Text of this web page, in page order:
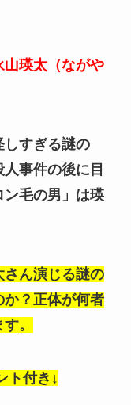
瑛太（ながや
しすぎる謎の
事件の後に目
毛の男」は瑛
ん演じる謎の
か？正体が何者
。
ト付き↓